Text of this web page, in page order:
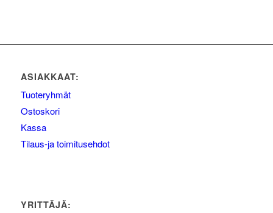
ASIAKKAAT:
Tuoteryhmät
Ostoskori
Kassa
Tilaus-ja toimitusehdot
YRITTÄJÄ: